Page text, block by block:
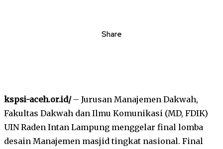
Share
kspsi-aceh.or.id/– Jurusan Manajemen Dakwah,
Fakultas Dakwah dan Ilmu Komunikasi (MD, FDIK)
UIN Raden Intan Lampung menggelar final lomba
desain Manajemen masjid tingkat nasional. Final